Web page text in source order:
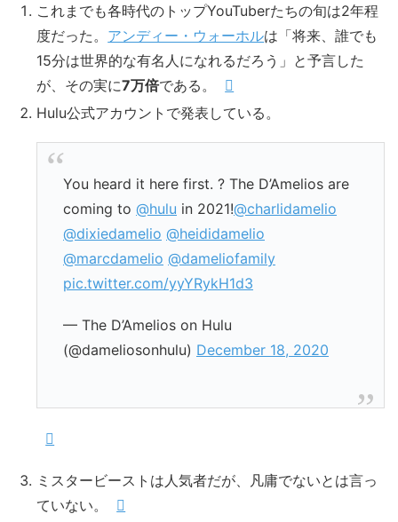
これまでも各時代のトップYouTuberたちの旬は2年程
度だった。 アンディー・ウォーホルは「将来、誰でも
15分は世界的な有名人になれるだろう」と予言した
が、その実に7万倍である。
Hulu公式アカウントで発表している。
You heard it here first. ? The D’Amelios are
coming to @hulu in 2021!@charlidamelio
@dixiedamelio @heididamelio
@marcdamelio @dameliofamily
pic.twitter.com/yyYRykH1d3
— The D’Amelios on Hulu
(@dameliosonhulu) December 18, 2020
ミスタービーストは人気者だが、凡庸でないとは言っ
ていない。